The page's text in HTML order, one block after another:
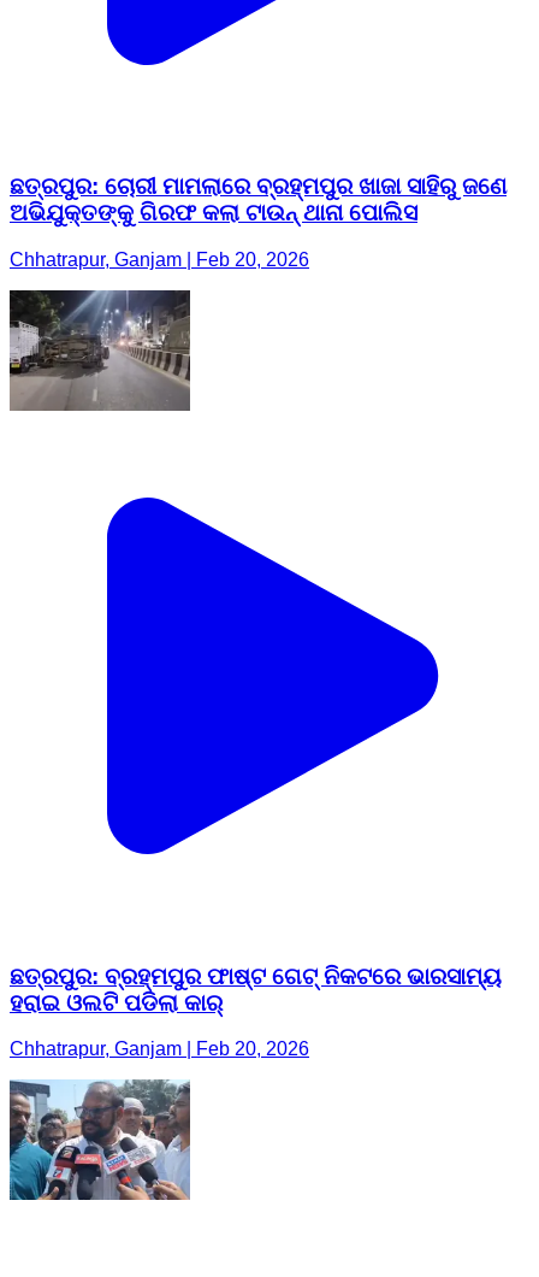
ଛତ୍ରପୁର: ଚୋରୀ ମାମଲାରେ ବ୍ରହ୍ମପୁର ଖାଜା ସାହିରୁ ଜଣେ
ଅଭିଯୁକ୍ତଙ୍କୁ ଗିରଫ କଲା ଟାଉନ୍ ଥାନା ପୋଲିସ
Chhatrapur, Ganjam | Feb 20, 2026
ଛତ୍ରପୁର: ବ୍ରହ୍ମପୁର ଫାଷ୍ଟ ଗେଟ୍ ନିକଟରେ ଭାରସାମ୍ୟ
ହରାଇ ଓଲଟି ପଡିଲା କାର୍
Chhatrapur, Ganjam | Feb 20, 2026